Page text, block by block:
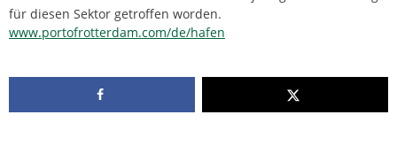
für diesen Sektor getroffen worden.
www.portofrotterdam.com/de/hafen